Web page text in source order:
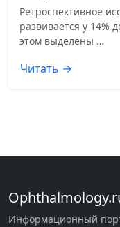
Ретроспективное
развивается у 14%
этом выделены …
Читать →
Информационный